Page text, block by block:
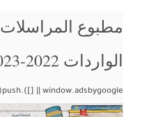
مطبوع
الواردات 2022-2023